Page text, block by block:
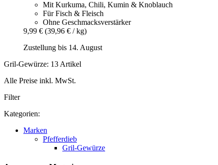
Mit Kurkuma, Chili, Kumin & Knoblauch
Für Fisch & Fleisch
Ohne Geschmacksverstärker
9,99 € (39,96 € / kg)
Zustellung bis 14. August
Gril-Gewürze: 13 Artikel
Alle Preise inkl. MwSt.
Filter
Kategorien:
Marken
Pfefferdieb
Gril-Gewürze